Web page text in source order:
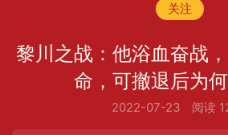
关注
黎川之战：他浴血奋战
命，可撤退后为
2022-07-23 阅读